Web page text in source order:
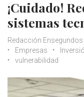
¡Cuidado!
sistemas
Redacción Ensegundos
Empresas
vulnerabilidad